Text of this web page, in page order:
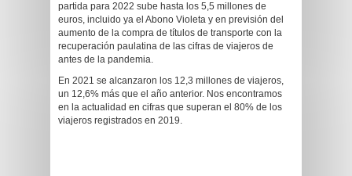
partida para 2022 sube hasta los 5,5 millones de
euros, incluido ya el Abono Violeta y en previsión del
aumento de la compra de títulos de transporte con la
recuperación paulatina de las cifras de viajeros de
antes de la pandemia.
En 2021 se alcanzaron los 12,3 millones de viajeros,
un 12,6% más que el año anterior. Nos encontramos
en la actualidad en cifras que superan el 80% de los
viajeros registrados en 2019.